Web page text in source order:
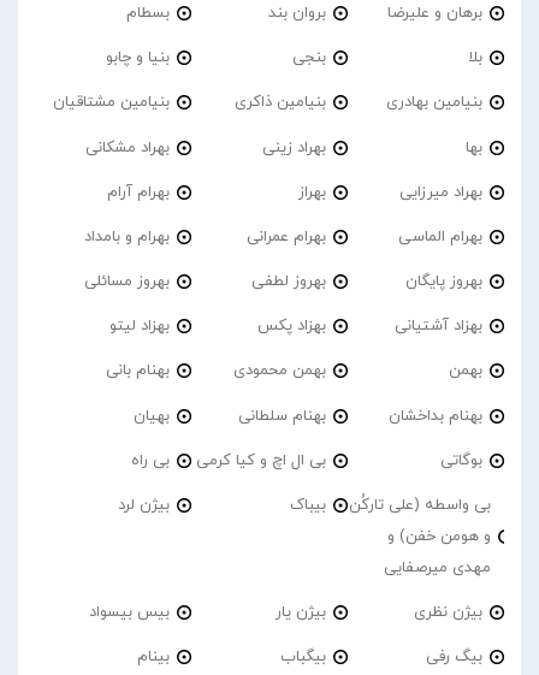
برهان و علیرضا بروان بند بسطام
بلا بنجی بنیا و چابو
بنیامین بهادری بنیامین ذاکری بنیامین مشتاقیان
بها بهراد زینی بهراد مشکانی
بهراد میرزایی بهراز بهرام آرام
بهرام الماسی بهرام عمرانی بهرام و بامداد
بهروز پایگان بهروز لطفی بهروز مسائلی
بهزاد آشتیانی بهزاد پکس بهزاد لیتو
بهمن بهمن محمودی بهنام بانی
بهنام بداخشان بهنام سلطانی بهیان
بوگاتی بی ال اچ و کیا کرمی بی راه
بی واسطه (علی تارکُن
و هومن خفن) و
مهدی میرصفایی
بیباک بیژن لرد
بیژن نظری بیژن یار بیس بیسواد
بیگ رفی بیگباب بینام